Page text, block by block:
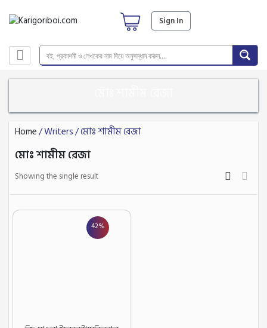
Sign In
Home/ Writers / মোঃ শামীম রেজা
মোঃ শামীম রেজা
Showing the single result
42%